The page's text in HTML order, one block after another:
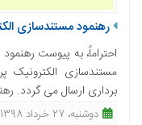
رهنمود مستندسازی
مستندسازی
برداری ارسال می گردد.
دوشنبه، 27 خرداد 1398 - 09:31